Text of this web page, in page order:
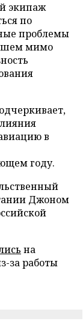
экипаж
по
проблемы
мимо
в
году.
Джоном
на
за работы